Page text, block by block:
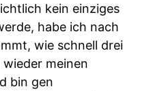
kein einziges
habe ich nach
wie schnell drei
meinen
bin gen